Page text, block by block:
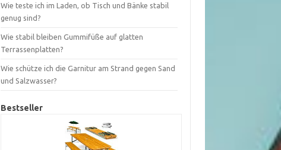
Wie teste ich im Laden, ob Tisch und Bänke stabil
genug sind?
Wie stabil bleiben Gummifüße auf glatten
Terrassenplatten?
Wie schütze ich die Garnitur am Strand gegen Sand
und Salzwasser?
Bestseller